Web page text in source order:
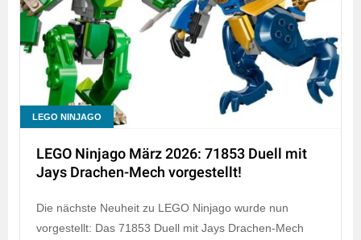
LEGO NINJAGO
LEGO Ninjago März 2026: 71853 Duell mit
Jays Drachen-Mech vorgestellt!
Die nächste Neuheit zu LEGO Ninjago wurde nun
vorgestellt: Das 71853 Duell mit Jays Drachen-Mech